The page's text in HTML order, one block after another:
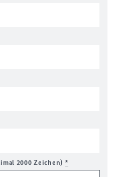
2000 Zeichen) *